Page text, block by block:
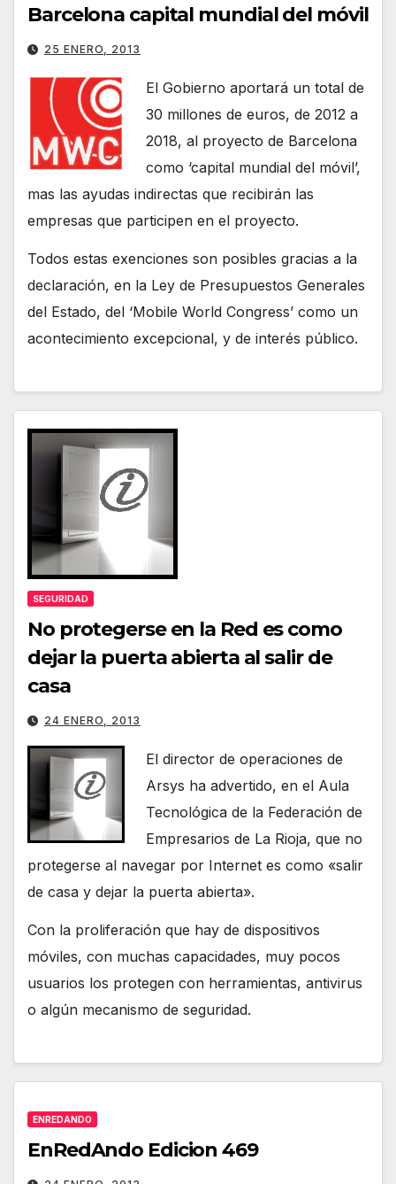
Barcelona capital mundial del móvil
25 ENERO, 2013
El Gobierno aportará un total de
30 millones de euros, de 2012 a
2018, al proyecto de Barcelona
como ‘capital mundial del móvil’,
mas las ayudas indirectas que recibirán las
empresas que participen en el proyecto.
Todos estas exenciones son posibles gracias a la
declaración, en la Ley de Presupuestos Generales
del Estado, del ‘Mobile World Congress’ como un
acontecimiento excepcional, y de interés público.
SEGURIDAD
No protegerse en la Red es como
dejar la puerta abierta al salir de
casa
24 ENERO, 2013
El director de operaciones de
Arsys ha advertido, en el Aula
Tecnológica de la Federación de
Empresarios de La Rioja, que no
protegerse al navegar por Internet es como «salir
de casa y dejar la puerta abierta».
Con la proliferación que hay de dispositivos
móviles, con muchas capacidades, muy pocos
usuarios los protegen con herramientas, antivirus
o algún mecanismo de seguridad.
ENREDANDO
EnRedAndo Edicion 469